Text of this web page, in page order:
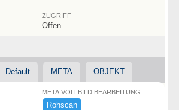
ZUGRIFF
Offen
Default META OBJEKT
META:VOLLBILD BEARBEITUNG
Rohscan